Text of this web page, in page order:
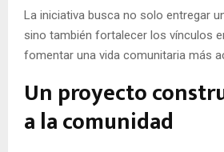
La iniciativa busca no solo entregar
sino también fortalecer los vínculos
fomentar una vida comunitaria más
Un proyecto
a la comunidad